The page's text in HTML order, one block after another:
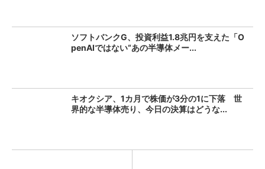
ソフトバンクG、投資利益1.8兆円を支えた「O
penAIではない“あの半導体メー...
キオクシア、1カ月で株価が3分の1に下落 世
界的な半導体売り、今日の決算はどうな...